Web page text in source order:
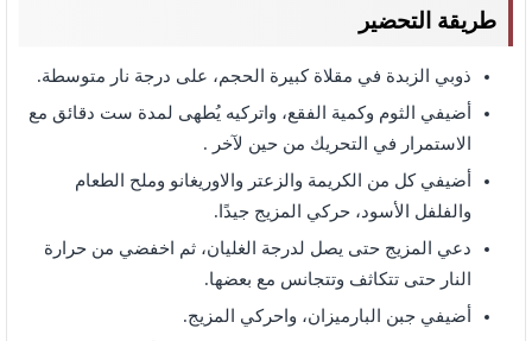
طريقة التحضير
ذوبي الزبدة في مقلاة كبيرة الحجم، على درجة نار متوسطة.
أضيفي الثوم وكمية الفقع، واتركيه يُطهى لمدة ست دقائق مع
الاستمرار في التحريك من حين لآخر .
أضيفي كل من الكريمة والزعتر والاوريغانو وملح الطعام
والفلفل الأسود، حركي المزيج جيدًا.
دعي المزيج حتى يصل لدرجة الغليان، ثم اخفضي من حرارة
النار حتى تتكاثف وتتجانس مع بعضها.
أضيفي جبن البارميزان، واحركي المزيج.